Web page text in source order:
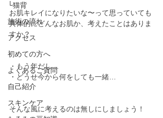
└猫背
施術の流れ
アクセス
初めての方へ
よくあるご質問
自己紹介
スキンケア
お肌キレイになりたいな〜って思っていても
具体的にどんなお肌か、考えたことはありま
すか？
・もう年だし…
・どうせ今から何をしても一緒…
そんな風に考えるのは無しにしましょう！